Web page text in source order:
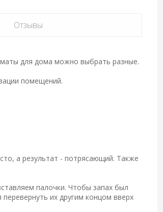
Отзывы
для дома можно выбрать разные.
помещений.
а результат - потрясающий. Также
палочки. Чтобы запах был
их другим концом вверх